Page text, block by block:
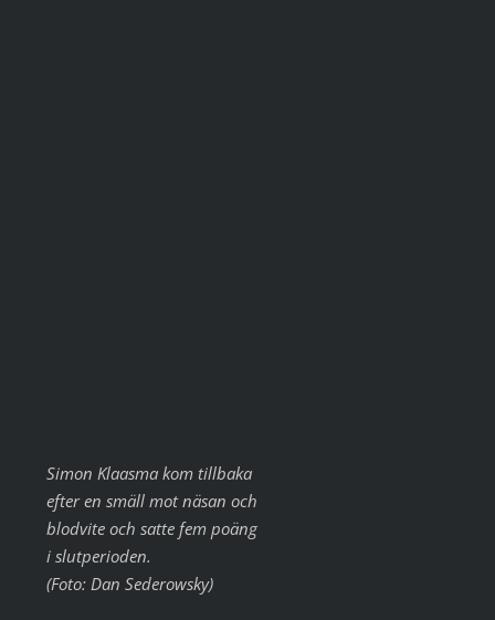
Simon Klaasma kom tillbaka
efter en smäll mot näsan och
blodvite och satte fem poäng
i slutperioden.
(Foto: Dan Sederowsky)